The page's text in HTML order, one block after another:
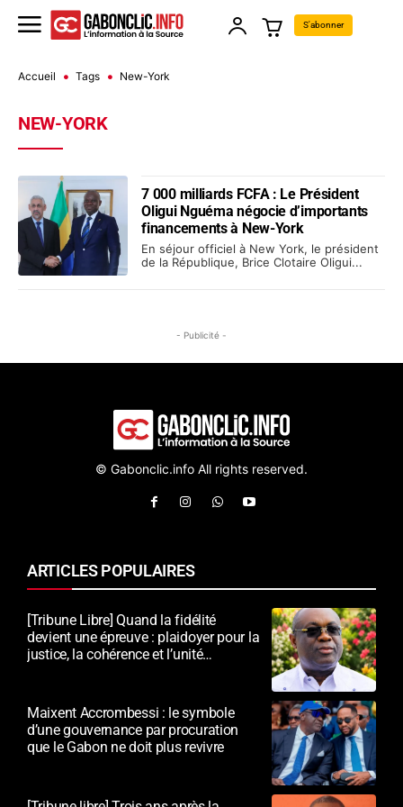
S'abonner
Accueil Tags New-York
NEW-YORK
7 000 milliards FCFA : Le Président
Oligui Nguéma négocie d’importants
financements à New-York
En séjour officiel à New York, le président
de la République, Brice Clotaire Oligui...
- Publicité -
© Gabonclic.info All rights reserved.
ARTICLES POPULAIRES
[Tribune Libre] Quand la fidélité
devient une épreuve : plaidoyer pour la
justice, la cohérence et l’unité
Maixent Accrombessi : le symbole
d’une gouvernance par procuration
que le Gabon ne doit plus revivre